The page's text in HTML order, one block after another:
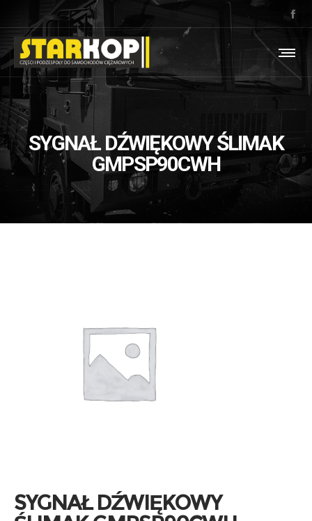
SYGNAŁ DŹWIĘKOWY ŚLIMAK
GMPSP90CWH
SYGNAŁ DŹWIĘKOWY